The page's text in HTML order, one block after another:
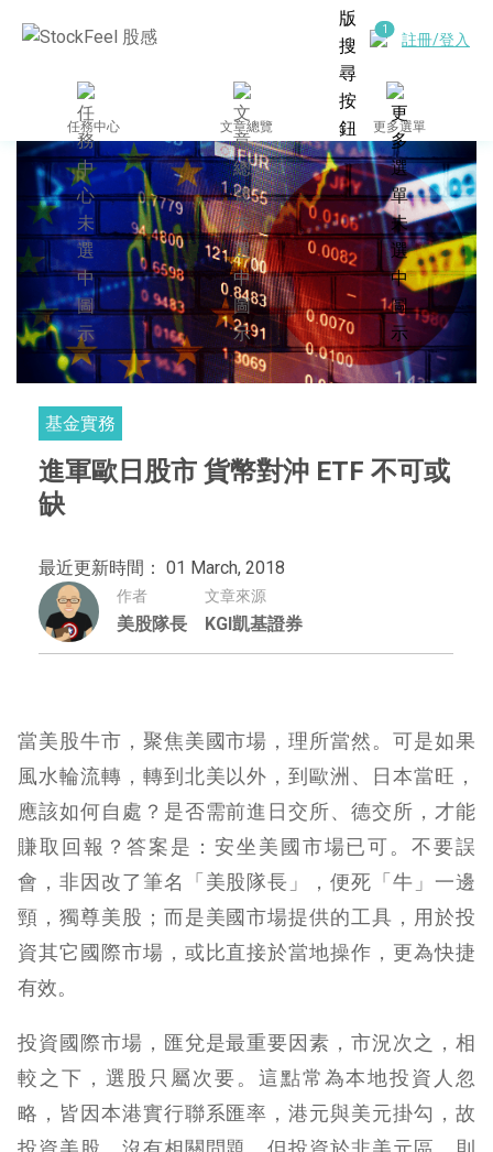
註冊/登入
任務中心 文章總覽 更多選單
基金實務
進軍歐日股市 貨幣對沖 ETF 不可或
缺
最近更新時間： 01 March, 2018
作者
美股隊長
文章來源
KGI凱基證券
當美股牛市，聚焦美國市場，理所當然。可是如果
風水輪流轉，轉到北美以外，到歐洲、日本當旺，
應該如何自處？是否需前進日交所、德交所，才能
賺取回報？答案是：安坐美國市場已可。不要誤
會，非因改了筆名「美股隊長」，便死「牛」一邊
頸，獨尊美股；而是美國市場提供的工具，用於投
資其它國際市場，或比直接於當地操作，更為快捷
有效。
投資國際市場，匯兌是最重要因素，市況次之，相
較之下，選股只屬次要。這點常為本地投資人忽
略，皆因本港實行聯系匯率，港元與美元掛勾，故